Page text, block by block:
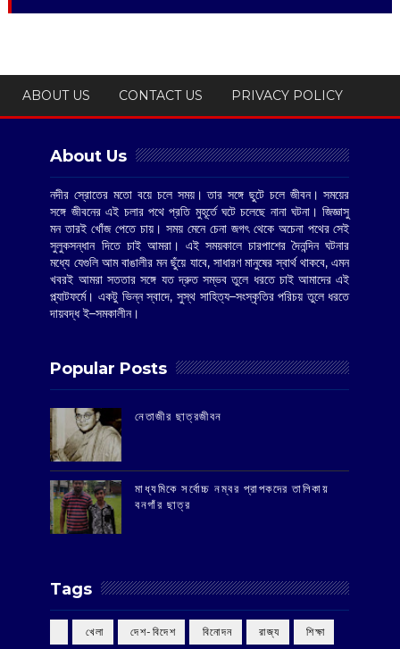
ABOUT US CONTACT US PRIVACY POLICY
About Us
নদীর স্রোতের মতো বয়ে চলে সময়। তার সঙ্গে ছুটে চলে জীবন। সময়ের
সঙ্গে জীবনের এই চলার পথে প্রতি মুহূর্তে ঘটে চলেছে নানা ঘটনা। জিজ্ঞাসু
মন তারই খোঁজ পেতে চায়। সময় মেনে চেনা জগৎ থেকে অচেনা পথের সেই
সুলুকসন্ধান দিতে চাই আমরা। এই সময়কালে চারপাশের দৈনন্দিন ঘটনার
মধ্যে যেগুলি আম বাঙালীর মন ছুঁয়ে যাবে, সাধারণ মানুষের স্বার্থ থাকবে, এমন
খবরই আমরা সততার সঙ্গে যত দ্রুত সম্ভব তুলে ধরতে চাই আমাদের এই
প্ল্যাটফর্মে। একটু ভিন্ন স্বাদে, সুস্থ সাহিত্য–সংস্কৃতির পরিচয় তুলে ধরতে
দায়বদ্ধ ই–সমকালীন।
Popular Posts
‌নেতাজীর ছাত্রজীবন
মাধ্যমিকে সর্বোচ্চ নম্বর প্রাপকদের তালিকায়
বনগাঁর ছাত্র
Tags
‌ খেলা ‌ দেশ-বিদেশ ‌ বিনোদন ‌ রাজ্য ‌ শিক্ষা